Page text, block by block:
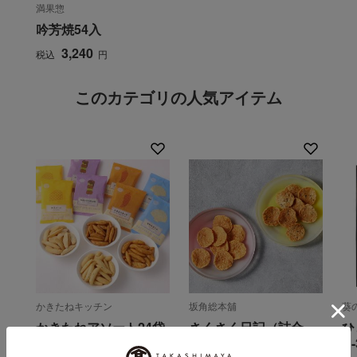
満果惣
吟芳焼54入
税込 3,240 円
このカテゴリの人気アイテム
かきたねキッチン
かきたねアソート24袋
坂角総本舖
さくさく日記（詰合
葵